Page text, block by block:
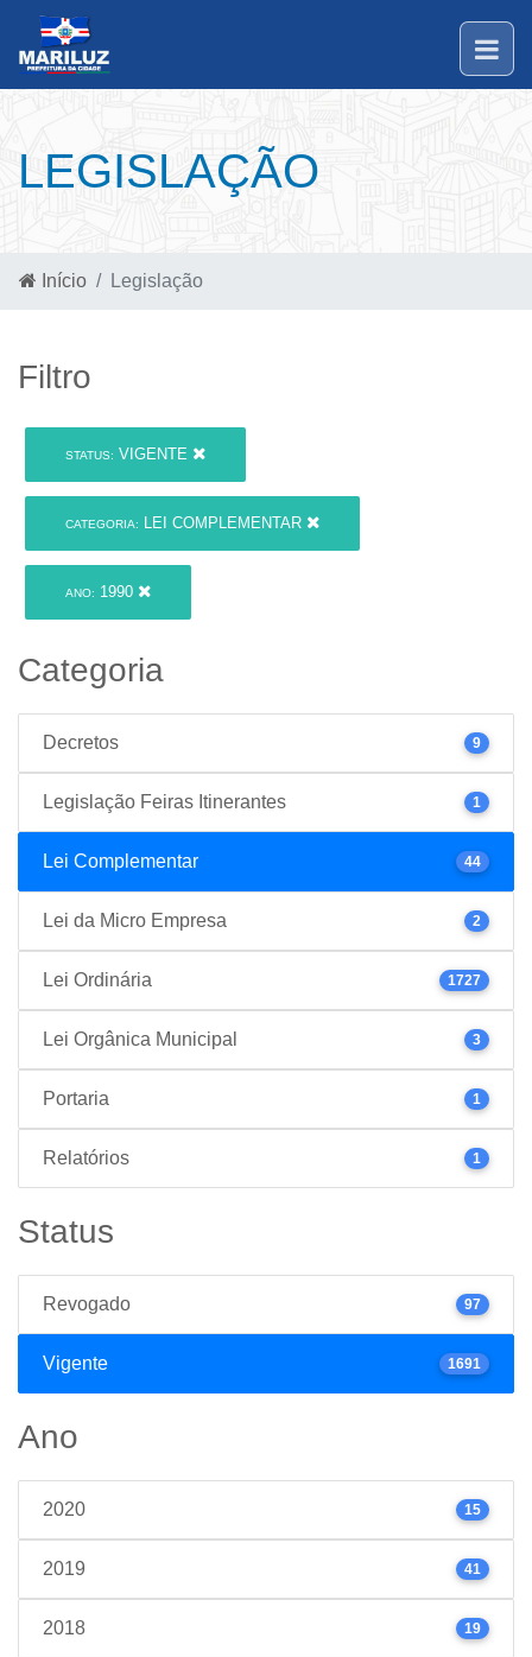
LEGISLAÇÃO
Início Legislação
Filtro
STATUS: VIGENTE
CATEGORIA: LEI COMPLEMENTAR
ANO: 1990
Categoria
Decretos 9
Legislação Feiras Itinerantes 1
Lei Complementar 44
Lei da Micro Empresa 2
Lei Ordinária 1727
Lei Orgânica Municipal 3
Portaria 1
Relatórios 1
Status
Revogado 97
Vigente 1691
Ano
2020 15
2019 41
2018 19